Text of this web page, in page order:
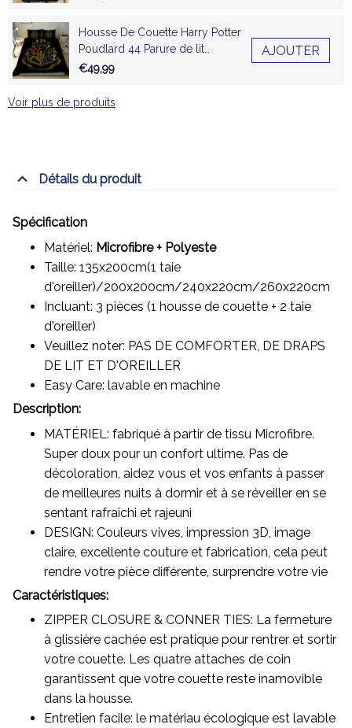
Housse De Couette Harry Potter
Poudlard 44 Parure de lit
Ensemble De Literie
€49,99
AJOUTER
Voir plus de produits
Détails du produit
Spécification
Matériel: Microfibre + Polyeste
Taille: 135x200cm(1 taie
d'oreiller)/200x200cm/240x220cm/260x220cm
Incluant: 3 pièces (1 housse de couette + 2 taie
d'oreiller)
Veuillez noter: PAS DE COMFORTER, DE DRAPS
DE LIT ET D'OREILLER
Easy Care: lavable en machine
Description:
MATÉRIEL: fabriqué à partir de tissu Microfibre.
Super doux pour un confort ultime. Pas de
décoloration, aidez vous et vos enfants à passer
de meilleures nuits à dormir et à se réveiller en se
sentant rafraîchi et rajeuni
DESIGN: Couleurs vives, impression 3D, image
claire, excellente couture et fabrication, cela peut
rendre votre pièce différente, surprendre votre vie
Caractéristiques:
ZIPPER CLOSURE & CONNER TIES: La fermeture
à glissière cachée est pratique pour rentrer et sortir
votre couette. Les quatre attaches de coin
garantissent que votre couette reste inamovible
dans la housse.
Entretien facile: le matériau écologique est lavable